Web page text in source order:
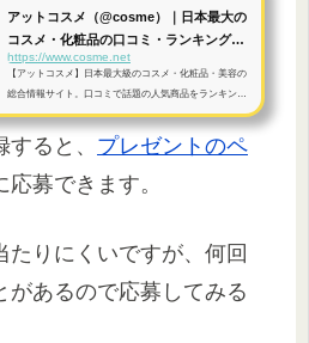
アットコスメ（@cosme）｜日本最大の
コスメ・化粧品の口コミ・ランキングサ
イト
https://www.cosme.net
【アットコスメ】日本最大級のコスメ・化粧品・美容の
総合情報サイト。口コミで話題の人気商品をランキング
で探せたり、スキンケアやメイクの最新トレンドに出会
える。@cosmeは毎日の美容と健康をサポートします。
ると、 プレゼントのペ
募できます。
たりにくいですが、何回
があるので応募してみる